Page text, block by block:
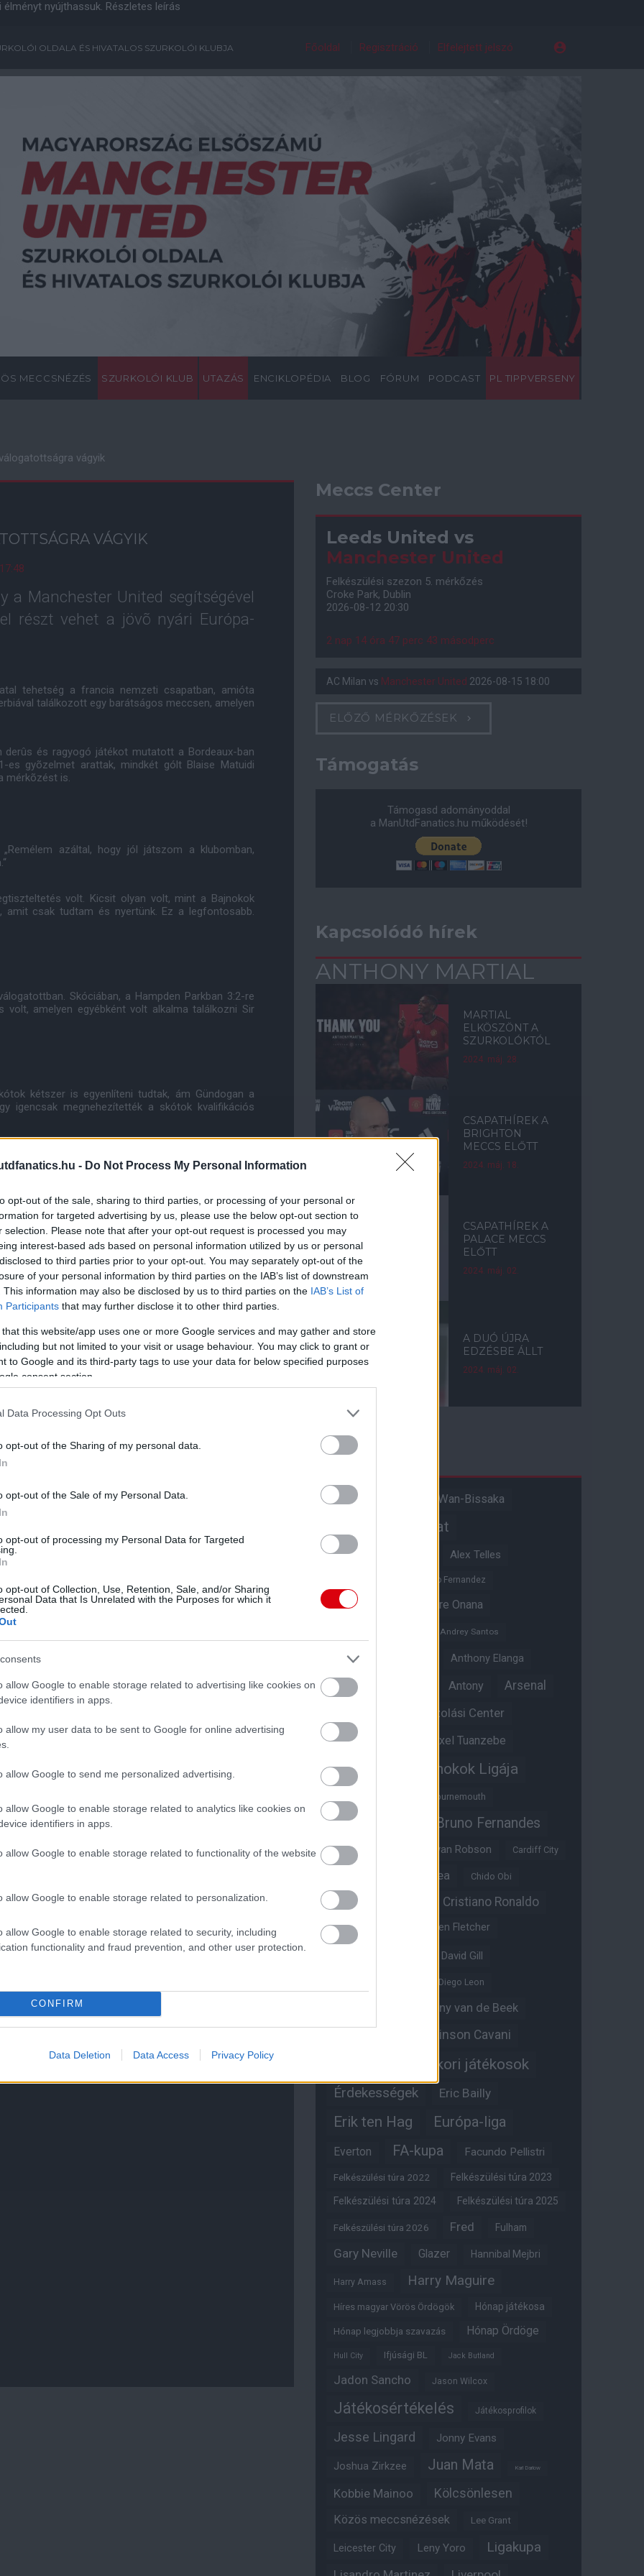
- Do Not Process My Personal Information
opt-out of the sale, sharing to third parties, or processing of your personal or
for targeted advertising by us, please use the below opt-out section to
selection. Please note that after your opt-out request is processed you may
interest-based ads based on personal information utilized by us or personal
to third parties prior to your opt-out. You may separately opt-out of the
of your personal information by third parties on the IAB’s list of downstream
This information may also be disclosed by us to third parties on the IAB’s List of
Participants that may further disclose it to other third parties.
that this website/app uses one or more Google services and may gather and store
but not limited to your visit or usage behaviour. You may click to grant or
to Google and its third-party tags to use your data for below specified purposes
consent section.
Data Processing Opt Outs
opt-out of the Sharing of my personal data.
opt-out of the Sale of my Personal Data.
opt-out of processing my Personal Data for Targeted
opt-out of Collection, Use, Retention, Sale, and/or Sharing
Data that Is Unrelated with the Purposes for which it
allow Google to enable storage related to advertising like cookies on
identifiers in apps.
allow my user data to be sent to Google for online advertising
allow Google to send me personalized advertising.
allow Google to enable storage related to analytics like cookies on
identifiers in apps.
allow Google to enable storage related to functionality of the website
allow Google to enable storage related to personalization.
allow Google to enable storage related to security, including
functionality and fraud prevention, and other user protection.
CONFIRM
Data Deletion Data Access Privacy Policy
nyújthassuk. Részletes leírás
OLDALA ÉS HIVATALOS SZURKOLÓI KLUBJA Főoldal Regisztráció Elfelejtett jelszó
MECCSNÉZÉS SZURKOLÓI KLUB UTAZÁS ENCIKLOPÉDIA BLOG FÓRUM PODCAST PL TIPPVERSENY
vágyik
VÁGYIK
a Manchester United segítségével
részt vehet a jövõ nyári Európa-
tehetség a francia nemzeti csapatban, amióta
találkozott egy barátságos meccsen, amelyen
és ragyogó játékot mutatott a Bordeaux-ban
es gyõzelmet arattak, mindkét gólt Blaise Matuidi
mérkõzést is.
azáltal, hogy jól játszom a klubomban,
volt. Kicsit olyan volt, mint a Bajnokok
amit csak tudtam és nyertünk. Ez a legfontosabb.
Skóciában, a Hampden Parkban 3:2-re
volt, amelyen egyébként volt alkalma találkozni Sir
kétszer is egyenlíteni tudtak, ám Gündogan a
igencsak megnehezítették a skótok kvalifikációs
Észak-Írország – Magyarország mérkõzésen. Úgy
legvégén sikerült egyenlíteniük. A gól a
Észak-Íroszág szinte biztosan ott van az EB-n,
és Finnország ellen, elég egy gyõzelem
Anglia U21-es válogatottja ugyanis megkezdte
sikerült indítania Norvégia ellen. James Ward-
héten mutatkozott be az U23-as csapatban az
ésiOS-re
működését!
Meccs Center
Leeds United vs
Manchester United
Felkészülési szezon 5. mérkőzés
Croke Park, Dublin
2026-08-12 20:30
2 nap 14 óra 47 perc 42 másodperc
AC Milan vs Manchester United 2026-08-15 18:00
ELŐZŐ MÉRKŐZÉSEK
Támogatás
Támogasd adományoddal
a ManUtdFanatics.hu működését!
Kapcsolódó hírek
ANTHONY MARTIAL
MARTIAL
ELKÖSZÖNT A
SZURKOLÓKTÓL
2024. máj. 28.
CSAPATHÍREK A
BRIGHTON
MECCS ELŐTT
2024. máj. 18.
CSAPATHÍREK A
PALACE MECCS
ELŐTT
2024. máj. 02.
A DUÓ ÚJRA
EDZÉSBE ÁLLT
2024. máj. 02.
Címkék
A hangadó Aaron Wan-Bissaka
Akadémiai csapat
Alejandro Garnacho Alex Telles
Alvaro Fernandez
Amad Diallo
Andre Onana
Andrey Santos
Angol válogatott Anthony Elanga
Anthony Martial Antony Arsenal
Átigazolási Center
Átigazolások Axel Tuanzebe
Ayden Heaven Bajnokok Ligája
Bournemouth
Brandon Williams Bruno Fernandes
Bryan Mbeumo Bryan Robson Cardiff City
Chelsea Chido Obi
Christian Eriksen Cristiano Ronaldo
Crystal Palace Darren Fletcher
David Gill
Diego Leon
Donny van de Beek
Edinson Cavani
Egykori játékosok
Érdekességek Eric Bailly
Erik ten Hag Európa-liga
Everton FA-kupa Facundo Pellistri
Felkészülési túra 2022 Felkészülési túra 2023
Felkészülési túra 2024 Felkészülési túra 2025
Felkészülési túra 2026 Fred Fulham
Gary Neville Glazer Hannibal Mejbri
Harry Amass Harry Maguire
Híres magyar Vörös Ördögök Hónap játékosa
Hónap legjobbja szavazás Hónap Ördöge
Hull City Ifjúsági BL Jack Butland
Jadon Sancho Jason Wilcox
Játékosértékelés Játékosprofilok
Jesse Lingard Jonny Evans
Joshua Zirkzee Juan Mata Karl Darlow
Kobbie Mainoo Kölcsönlesen
Közös meccsnézések Lee Grant
Leicester City Leny Yoro Ligakupa